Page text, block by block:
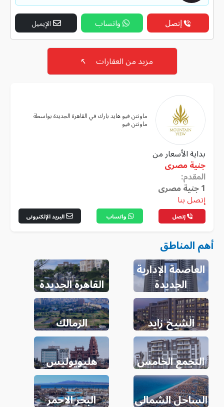
إتصل واتساب الإيميل
مزيد من العقارات ↖
ماونتن فيو هايد بارك في القاهرة الجديدة بواسطة
ماونتن فيو
بداية الأسعار من
جنية مصرى
المقدم:
1 جنية مصرى
إتصل بنا
إتصل واتساب البريد الإلكترونى
أهم المناطق
العاصمة الإدارية
الجديدة
القاهرة الجديدة
الشيخ زايد الزمالك
التجمع الخامس هليويوليس
الساحل الشمالى
البحر الاحمر